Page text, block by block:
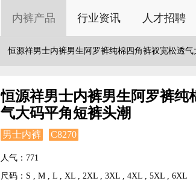
内裤产品 行业资讯 人才招聘
恒源祥男士内裤男生阿罗裤纯棉四角裤衩宽松透
恒源祥男士内裤男生阿罗裤纯
气大码平角短裤头潮
男士内裤 C8270
人气：771
尺码：S , M , L , XL , 2XL , 3XL , 4XL , 5XL , 6XL